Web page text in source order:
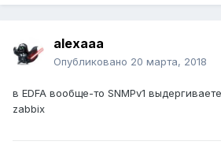
alexaaa
Опубликовано 20 марта, 2018
в EDFA вообще-то SNMPv1
zabbix